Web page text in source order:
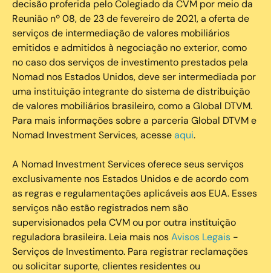
decisão proferida pelo Colegiado da CVM por meio da
Reunião nº 08, de 23 de fevereiro de 2021, a oferta de
serviços de intermediação de valores mobiliários
emitidos e admitidos à negociação no exterior, como
no caso dos serviços de investimento prestados pela
Nomad nos Estados Unidos, deve ser intermediada por
uma instituição integrante do sistema de distribuição
de valores mobiliários brasileiro, como a Global DTVM.
Para mais informações sobre a parceria Global DTVM e
Nomad Investment Services, acesseaqui.
A Nomad Investment Services oferece seus serviços
exclusivamente nos Estados Unidos e de acordo com
as regras e regulamentações aplicáveis aos EUA. Esses
serviços não estão registrados nem são
supervisionados pela CVM ou por outra instituição
reguladora brasileira. Leia mais nosAvisos Legais -
Serviços de Investimento. Para registrar reclamações
ou solicitar suporte, clientes residentes ou